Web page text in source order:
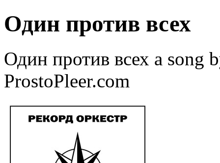
Один против всех
Один против всех a song
ProstoPleer.com